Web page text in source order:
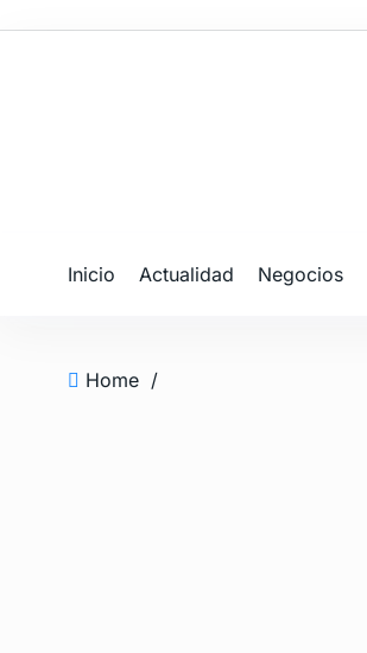
Inicio Actualidad Negocios
Home /